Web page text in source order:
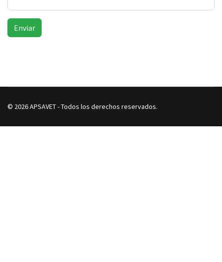
Enviar
© 2026 APSAVET - Todos los derechos reservados.